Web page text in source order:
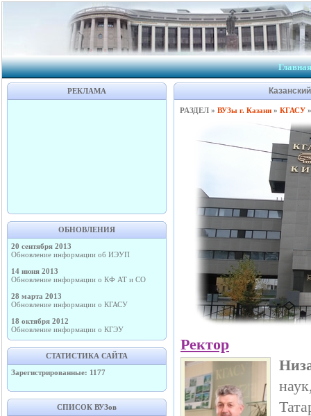
Главная
РЕКЛАМА
ОБНОВЛЕНИЯ
20 сентября 2013
Обновление информации об ИЭУП
14 июня 2013
Обновление информации о КФ АТ и СО
28 марта 2013
Обновление информации о КГАСУ
18 октября 2012
Обновление информации о КГЭУ
СТАТИСТИКА САЙТА
Зарегистрированные: 1177
СПИСОК ВУЗов
РАЗДЕЛ » ВУЗы г. Казани » КГАСУ
Ректор